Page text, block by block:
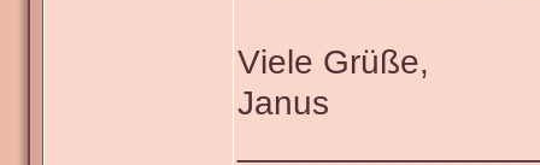
Viele Grüße,
Janus